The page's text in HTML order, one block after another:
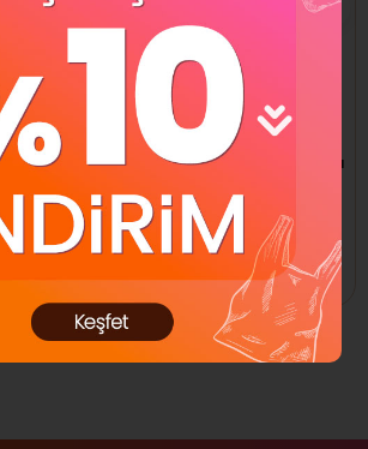
4 Kanal
(Ses
Hilook DVR-204G-M1 4
Kanal 8MP DVR Kayıt Cihazı
₺2.962,20
Sepete Ekle